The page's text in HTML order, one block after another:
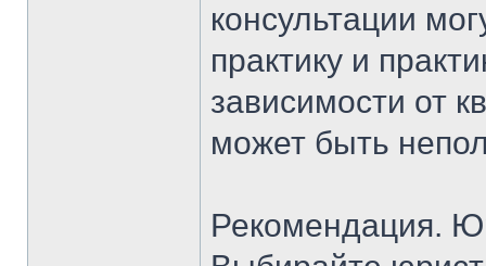
консультации
практику и
зависимости от
может быть
Рекомендация.